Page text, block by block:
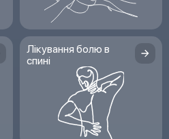
Лікування болю в
спині